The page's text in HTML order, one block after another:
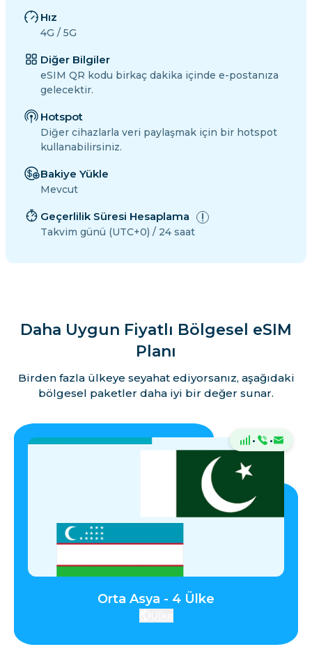
Hız
4G / 5G
Diğer Bilgiler
eSIM QR kodu birkaç dakika içinde e-postanıza
gelecektir.
Hotspot
Diğer cihazlarla veri paylaşmak için bir hotspot
kullanabilirsiniz.
Bakiye Yükle
Mevcut
Geçerlilik Süresi Hesaplama
Takvim günü (UTC+0) / 24 saat
Daha Uygun Fiyatlı Bölgesel eSIM
Planı
Birden fazla ülkeye seyahat ediyorsanız, aşağıdaki
bölgesel paketler daha iyi bir değer sunar.
· ·
Orta Asya - 4 Ülke